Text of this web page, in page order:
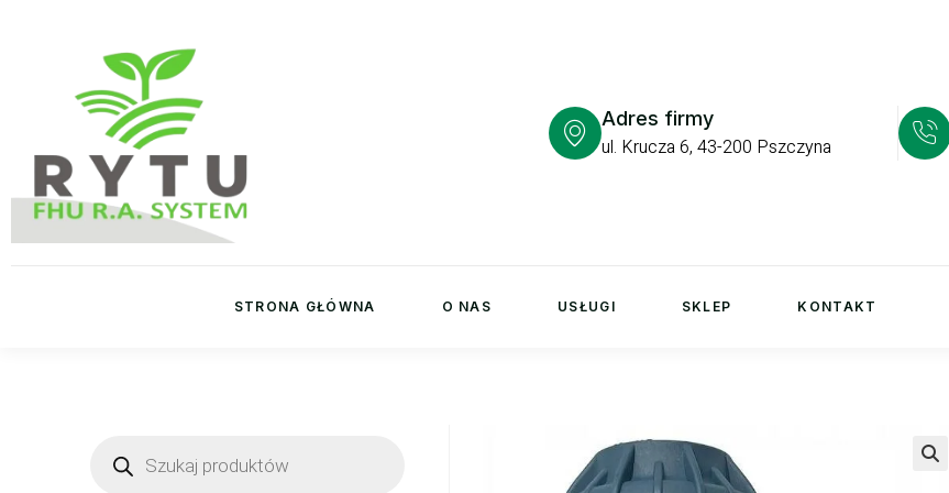
Adres firmy
ul. Krucza 6, 43-200 Pszczyna
STRONA GŁÓWNA O NAS USŁUGI SKLEP KONTAKT